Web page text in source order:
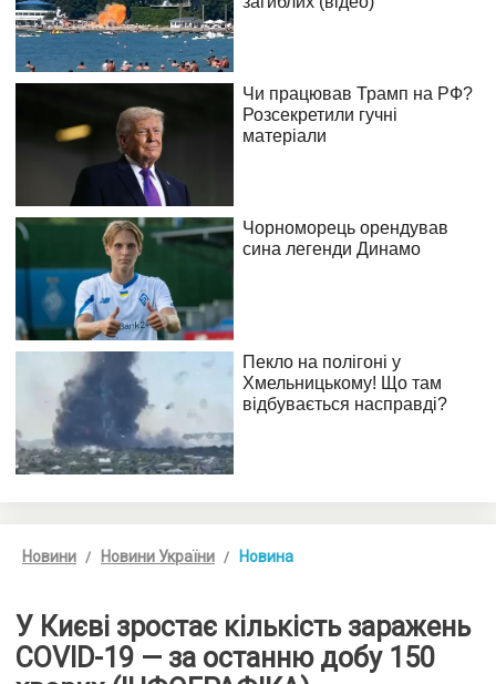
Новини Новини України Новина
У Києві зростає кількість заражень
COVID-19 — за останню добу 150